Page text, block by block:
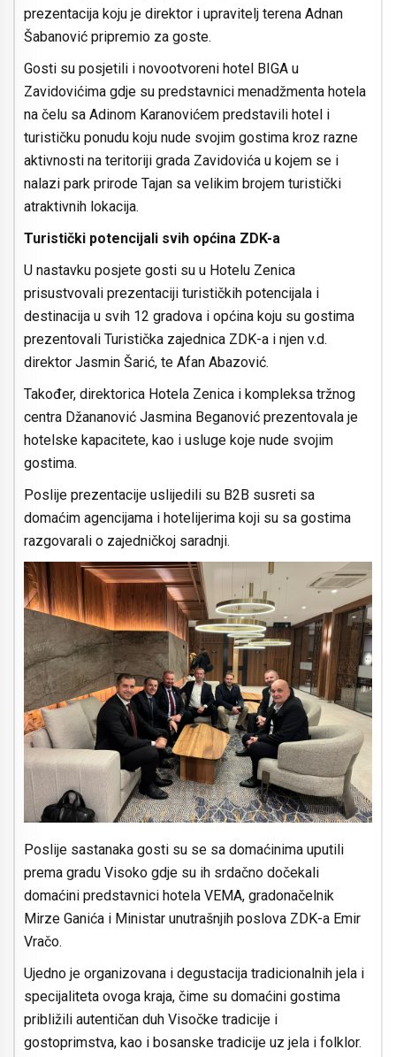
prezentacija koju je direktor i upravitelj terena Adnan
Šabanović pripremio za goste.
Gosti su posjetili i novootvoreni hotel BIGA u
Zavidovićima gdje su predstavnici menadžmenta hotela
na čelu sa Adinom Karanovićem predstavili hotel i
turističku ponudu koju nude svojim gostima kroz razne
aktivnosti na teritoriji grada Zavidovića u kojem se i
nalazi park prirode Tajan sa velikim brojem turistički
atraktivnih lokacija.
Turistički potencijali svih općina ZDK-a
U nastavku posjete gosti su u Hotelu Zenica
prisustvovali prezentaciji turističkih potencijala i
destinacija u svih 12 gradova i općina koju su gostima
prezentovali Turistička zajednica ZDK-a i njen v.d.
direktor Jasmin Šarić, te Afan Abazović.
Također, direktorica Hotela Zenica i kompleksa tržnog
centra Džananović Jasmina Beganović prezentovala je
hotelske kapacitete, kao i usluge koje nude svojim
gostima.
Poslije prezentacije uslijedili su B2B susreti sa
domaćim agencijama i hotelijerima koji su sa gostima
razgovarali o zajedničkoj saradnji.
Poslije sastanaka gosti su se sa domaćinima uputili
prema gradu Visoko gdje su ih srdačno dočekali
domaćini predstavnici hotela VEMA, gradonačelnik
Mirze Ganića i Ministar unutrašnjih poslova ZDK-a Emir
Vračo.
Ujedno je organizovana i degustacija tradicionalnih jela i
specijaliteta ovoga kraja, čime su domaćini gostima
približili autentičan duh Visočke tradicije i
gostoprimstva, kao i bosanske tradicije uz jela i folklor.